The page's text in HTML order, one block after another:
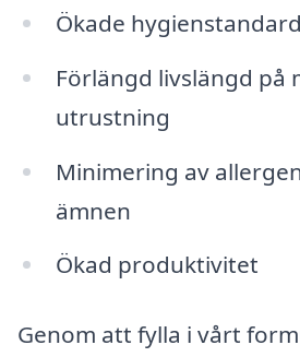
Ökade
Förlängd livslängd på
utrustning
Minimering av
ämnen
Ökad produktivitet
Genom att fylla i vårt